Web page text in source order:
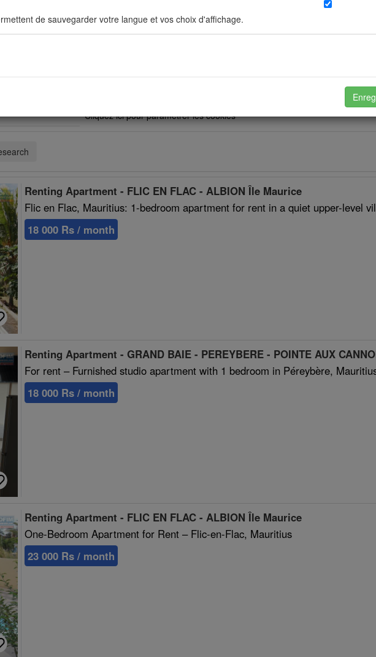
de sauvegarder votre langue et vos choix d'affichage.
Vous devez accepter les cookies sociaux pour pouvoir partager avec vos
Cliquez ici pour paramétrer les cookies
Renting Apartment - FLIC EN FLAC - ALBION Île Maurice
Flic en Flac, Mauritius: 1-bedroom apartment for rent in a quiet upper-level
18 000 Rs / month
Renting Apartment - GRAND BAIE - PEREYBERE - POINTE AUX
For rent – Furnished studio apartment with 1 bedroom in Péreybère,
18 000 Rs / month
Renting Apartment - FLIC EN FLAC - ALBION Île Maurice
One-Bedroom Apartment for Rent – Flic-en-Flac, Mauritius
23 000 Rs / month